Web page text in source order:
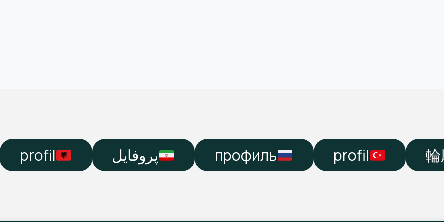
profil پروفایل профиль profil